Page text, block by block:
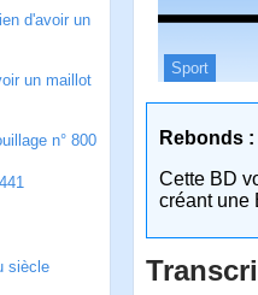
d'avoir un
un maillot
n° 800
siècle
Sport
Rebonds :
Cette BD
créant une